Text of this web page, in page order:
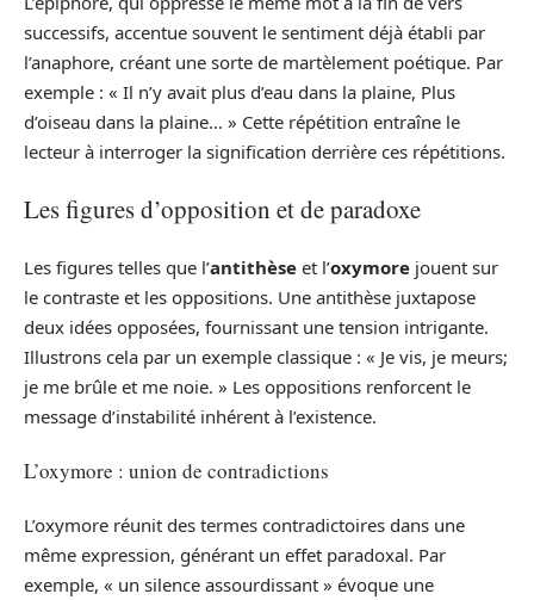
successifs, accentue souvent le sentiment déjà établi par
l’anaphore, créant une sorte de martèlement poétique. Par
exemple : « Il n’y avait plus d’eau dans la plaine, Plus
d’oiseau dans la plaine… » Cette répétition entraîne le
lecteur à interroger la signification derrière ces répétitions.
Les figures d’opposition et de paradoxe
Les figures telles que l’antithèse et l’oxymore jouent sur
le contraste et les oppositions. Une antithèse juxtapose
deux idées opposées, fournissant une tension intrigante.
Illustrons cela par un exemple classique : « Je vis, je meurs;
je me brûle et me noie. » Les oppositions renforcent le
message d’instabilité inhérent à l’existence.
L’oxymore : union de contradictions
L’oxymore réunit des termes contradictoires dans une
même expression, générant un effet paradoxal. Par
exemple, « un silence assourdissant » évoque une